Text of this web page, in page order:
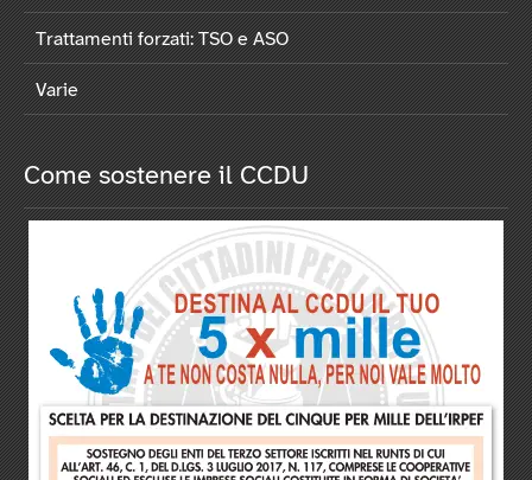
Trattamenti forzati: TSO e ASO
Varie
Come sostenere il CCDU